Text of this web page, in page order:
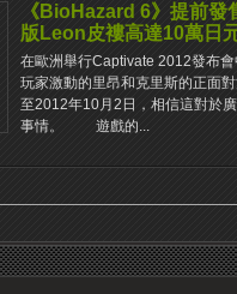
《BioHazard 6》提前
版Leon皮褸高達10萬日
在歐洲舉行Captivate 2012發布
玩家激動的里昂和克里斯的正面
至2012年10月2日，相信這對於
事情。 遊戲的...